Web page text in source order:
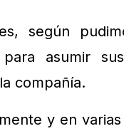
según
asumir
compañía.
y en